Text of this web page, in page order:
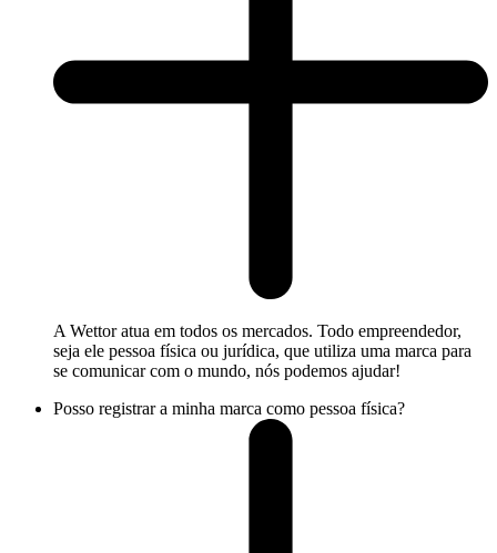
A Wettor atua em todos os mercados. Todo empreendedor,
seja ele pessoa física ou jurídica, que utiliza uma marca para
se comunicar com o mundo, nós podemos ajudar!
Posso registrar a minha marca como pessoa física?